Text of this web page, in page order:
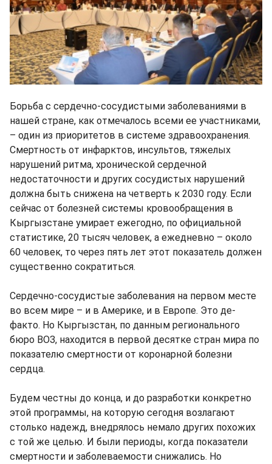
Борьба с сердечно-сосудистыми заболеваниями в
нашей стране, как отмечалось всеми ее участниками,
– один из приоритетов в системе здравоохранения.
Смертность от инфарктов, инсультов, тяжелых
нарушений ритма, хронической сердечной
недостаточности и других сосудистых нарушений
должна быть снижена на четверть к 2030 году. Если
сейчас от болезней системы кровообращения в
Кыргызстане умирает ежегодно, по официальной
статистике, 20 тысяч человек, а ежедневно – около
60 человек, то через пять лет этот показатель должен
существенно сократиться.
Сердечно-сосудистые заболевания на первом месте
во всем мире – и в Америке, и в Европе. Это де-
факто. Но Кыргызстан, по данным регионального
бюро ВОЗ, находится в первой десятке стран мира по
показателю смертности от коронарной болезни
сердца.
Будем честны до конца, и до разработки конкретно
этой программы, на которую сегодня возлагают
столько надежд, внедрялось немало других похожих
с той же целью. И были периоды, когда показатели
смертности и заболеваемости снижались. Но